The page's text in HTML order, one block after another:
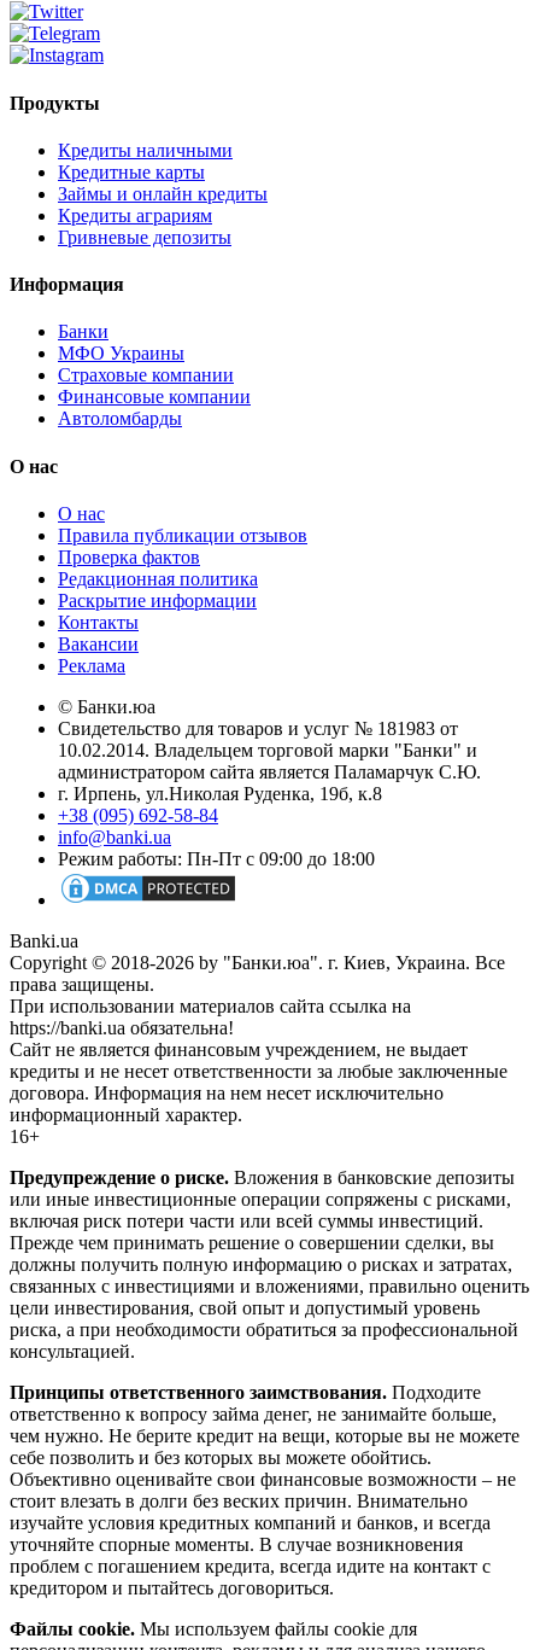
Продукты
Кредиты наличными
Кредитные карты
Займы и онлайн кредиты
Кредиты аграриям
Гривневые депозиты
Информация
Банки
МФО Украины
Страховые компании
Финансовые компании
Автоломбарды
О нас
О нас
Правила публикации отзывов
Проверка фактов
Редакционная политика
Раскрытие информации
Контакты
Вакансии
Реклама
© Банки.юа
Свидетельство для товаров и услуг № 181983 от
10.02.2014. Владельцем торговой марки "Банки" и
администратором сайта является Паламарчук С.Ю.
г. Ирпень, ул.Николая Руденка, 19б, к.8
+38 (095) 692-58-84
info@banki.ua
Режим работы: Пн-Пт с 09:00 до 18:00
Banki.ua
Copyright © 2018-2026 by "Банки.юа". г. Киев, Украина. Все
права защищены.
При использовании материалов сайта ссылка на
https://banki.ua обязательна!
Сайт не является финансовым учреждением, не выдает
кредиты и не несет ответственности за любые заключенные
договора. Информация на нем несет исключительно
информационный характер.
16+
Предупреждение о риске. Вложения в банковские депозиты
или иные инвестиционные операции сопряжены с рисками,
включая риск потери части или всей суммы инвестиций.
Прежде чем принимать решение о совершении сделки, вы
должны получить полную информацию о рисках и затратах,
связанных с инвестициями и вложениями, правильно оценить
цели инвестирования, свой опыт и допустимый уровень
риска, а при необходимости обратиться за профессиональной
консультацией.
Принципы ответственного заимствования. Подходите
ответственно к вопросу займа денег, не занимайте больше,
чем нужно. Не берите кредит на вещи, которые вы не можете
себе позволить и без которых вы можете обойтись.
Объективно оценивайте свои финансовые возможности – не
стоит влезать в долги без веских причин. Внимательно
изучайте условия кредитных компаний и банков, и всегда
уточняйте спорные моменты. В случае возникновения
проблем с погашением кредита, всегда идите на контакт с
кредитором и пытайтесь договориться.
Файлы cookie. Мы используем файлы cookie для